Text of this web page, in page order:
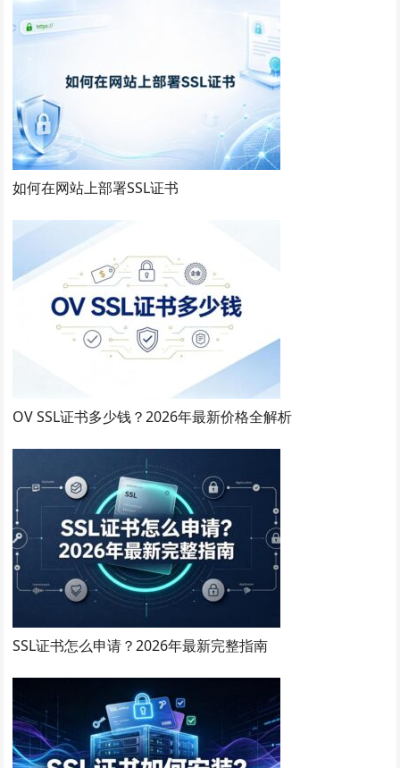
如何在网站上部署SSL证书
OV SSL证书多少钱？2026年最新价格全解析
SSL证书怎么申请？2026年最新完整指南